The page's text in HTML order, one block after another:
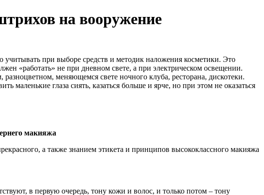
на вооружение
учитывать при выборе средств и методик наложения косметики. Это
«работать» не при дневном свете, а при электрическом освещении.
меняющемся свете ночного клуба, ресторана, дискотеки.
маленькие глаза сиять, казаться больше и ярче, но при этом не оказаться
макияжа
а также знанием этикета и принципов высококлассного макияжа
в первую очередь, тону кожи и волос, и только потом – тону